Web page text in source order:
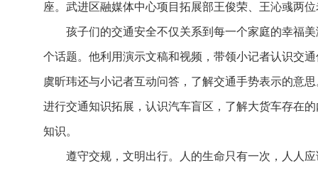
座。武进区融媒体中心项目拓展部王俊荣、王沁彧两
孩子们的交通安全不仅关系到每一个家庭的幸福
个话题。他利用演示文稿和视频，带领小记者认识交
虞昕玮还与小记者互动问答，了解交通手势表示的意
进行交通知识拓展，认识汽车盲区，了解大货车存在
知识。
遵守交规，文明出行。人的生命只有一次，人人